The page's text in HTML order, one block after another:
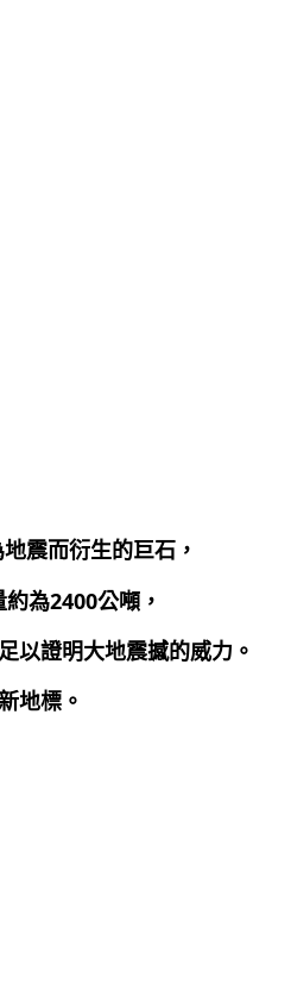
震而衍生的巨石，
約為2400公噸，
以證明大地震撼的威力。
地標。